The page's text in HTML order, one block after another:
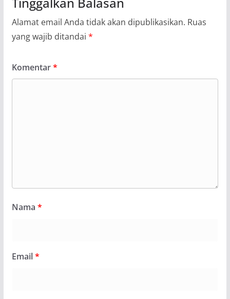
Alamat email Anda tidak akan dipublikasikan. Ruas
yang wajib ditandai *
Komentar*
Nama *
Email*